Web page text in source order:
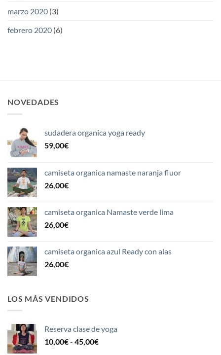
marzo 2020 (3)
febrero 2020 (6)
NOVEDADES
sudadera organica yoga ready
59,00€
camiseta organica namaste naranja fluor
26,00€
camiseta organica Namaste verde lima
26,00€
camiseta organica azul Ready con alas
26,00€
LOS MÁS VENDIDOS
Reserva clase de yoga
10,00€- 45,00€Rango